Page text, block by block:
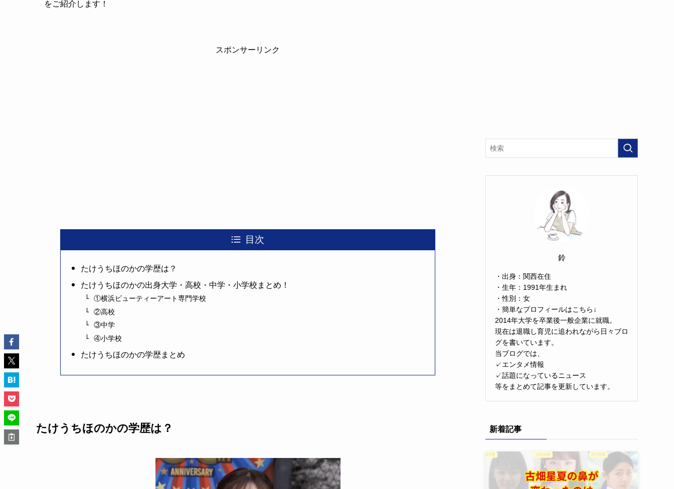
をご紹介します！
スポンサーリンク
目次
たけうちほのかの学歴は？
たけうちほのかの出身大学・高校・中学・小学校まとめ！
①横浜ビューティーアート専門学校
②高校
③中学
④小学校
たけうちほのかの学歴まとめ
たけうちほのかの学歴は？
鈴
・出身：関西在住
・生年：1991年生まれ
・性別：女
・簡単なプロフィールはこちら↓
2014年大学を卒業後一般企業に就職。
現在は退職し育児に追われながら日々ブロ
グを書いています。
当ブログでは、
✓エンタメ情報
✓話題になっているニュース
等をまとめて記事を更新しています。
新着記事